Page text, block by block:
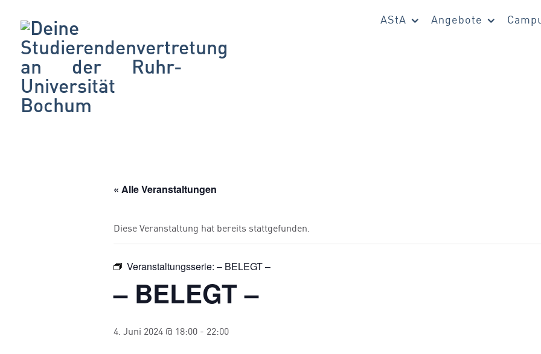
AStA Angebote
« Alle Veranstaltungen
Diese Veranstaltung hat bereits stattgefunden.
Veranstaltungsserie:– BELEGT –
– BELEGT –
4. Juni 2024 @ 18:00 - 22:00